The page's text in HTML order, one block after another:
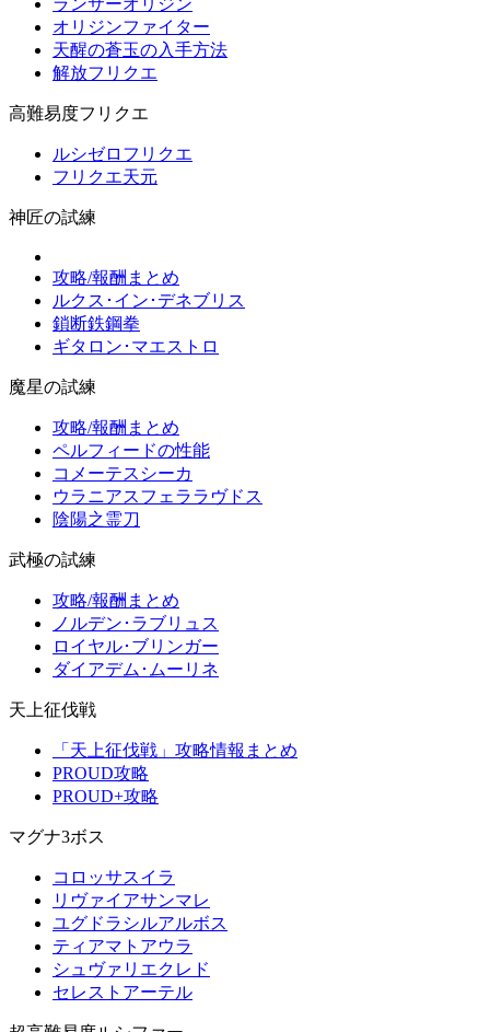
ランサーオリジン
オリジンファイター
天醒の蒼玉の入手方法
解放フリクエ
高難易度フリクエ
ルシゼロフリクエ
フリクエ天元
神匠の試練
攻略/報酬まとめ
ルクス･イン･デネブリス
鎖断鉄鋼拳
ギタロン･マエストロ
魔星の試練
攻略/報酬まとめ
ペルフィードの性能
コメーテスシーカ
ウラニアスフェララヴドス
陰陽之霊刀
武極の試練
攻略/報酬まとめ
ノルデン･ラブリュス
ロイヤル･ブリンガー
ダイアデム･ムーリネ
天上征伐戦
「天上征伐戦」攻略情報まとめ
PROUD攻略
PROUD+攻略
マグナ3ボス
コロッサスイラ
リヴァイアサンマレ
ユグドラシルアルボス
ティアマトアウラ
シュヴァリエクレド
セレストアーテル